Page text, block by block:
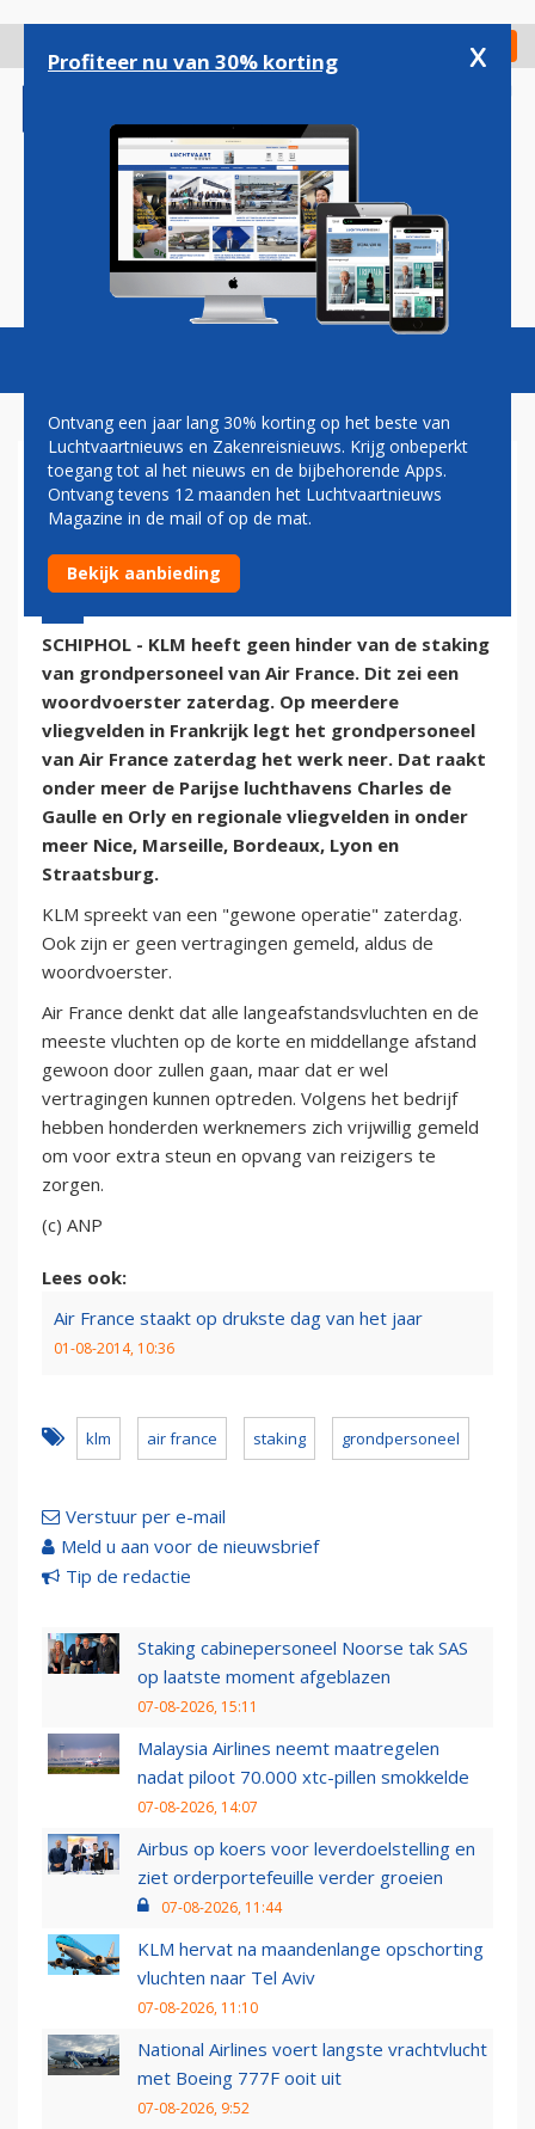
gaan
Check in
Magazine Podcasts Vacatures
KLM GEEN LAST VAN
STAKING IN FRANKRIJK
2 augustus 2014 - 14:36
SCHIPHOL - KLM heeft geen hinder van de staking
van grondpersoneel van Air France. Dit zei een
woordvoerster zaterdag. Op meerdere
vliegvelden in Frankrijk legt het grondpersoneel
van Air France zaterdag het werk neer. Dat raakt
onder meer de Parijse luchthavens Charles de
Gaulle en Orly en regionale vliegvelden in onder
meer Nice, Marseille, Bordeaux, Lyon en
Straatsburg.
KLM spreekt van een "gewone operatie" zaterdag.
Ook zijn er geen vertragingen gemeld, aldus de
woordvoerster.
Air France denkt dat alle langeafstandsvluchten en de
meeste vluchten op de korte en middellange afstand
gewoon door zullen gaan, maar dat er wel
vertragingen kunnen optreden. Volgens het bedrijf
hebben honderden werknemers zich vrijwillig gemeld
om voor extra steun en opvang van reizigers te
zorgen.
(c) ANP
Lees ook:
Air France staakt op drukste dag van het jaar
01-08-2014, 10:36
klm air france staking grondpersoneel
Verstuur per e-mail
Meld u aan voor de nieuwsbrief
Tip de redactie
Staking cabinepersoneel Noorse tak SAS
op laatste moment afgeblazen
07-08-2026, 15:11
Malaysia Airlines neemt maatregelen
nadat piloot 70.000 xtc-pillen smokkelde
07-08-2026, 14:07
Airbus op koers voor leverdoelstelling en
ziet orderportefeuille verder groeien
07-08-2026, 11:44
KLM hervat na maandenlange opschorting
vluchten naar Tel Aviv
07-08-2026, 11:10
National Airlines voert langste vrachtvlucht
met Boeing 777F ooit uit
07-08-2026, 9:52
Profiteer nu van 30% korting x
Ontvang een jaar lang 30% korting op het beste van
Luchtvaartnieuws en Zakenreisnieuws. Krijg onbeperkt
toegang tot al het nieuws en de bijbehorende Apps.
Ontvang tevens 12 maanden het Luchtvaartnieuws
Magazine in de mail of op de mat.
Bekijk aanbieding